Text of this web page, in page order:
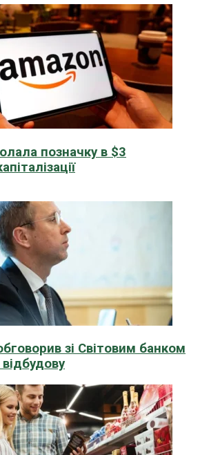
позначку в $3
зі Світовим банком